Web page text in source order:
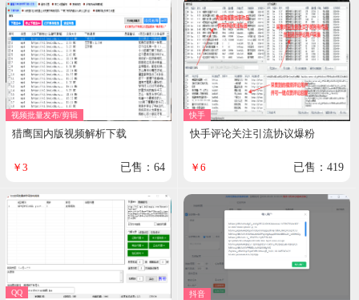
视频批量发布/剪辑
猎鹰国内版视频解析下载
￥3 已售：64
快手
快手评论关注引流协议爆粉
￥6 已售：419
QQ 抖音